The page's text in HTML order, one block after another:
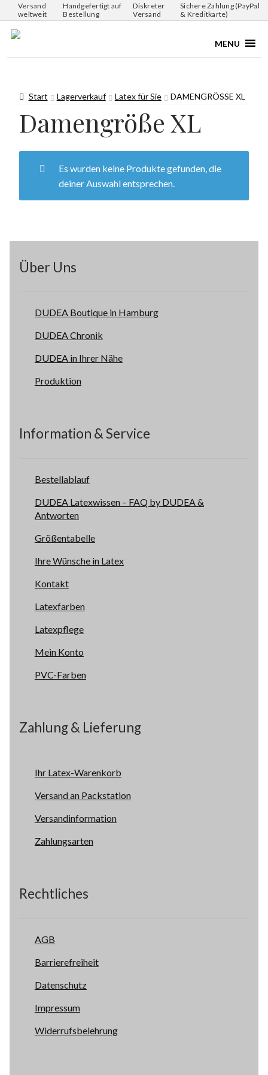
Versand
weltweit
Handgefertigt auf
Bestellung
Diskreter
Versand
Sichere Zahlung (PayPal
& Kreditkarte)
MENU
Start Lagerverkauf Latex für Sie DAMENGRÖSSE XL
Damengröße XL
Es wurden keine Produkte gefunden, die
deiner Auswahl entsprechen.
Über Uns
DUDEA Boutique in Hamburg
DUDEA Chronik
DUDEA in Ihrer Nähe
Produktion
Information & Service
Bestellablauf
DUDEA Latexwissen – FAQ by DUDEA &
Antworten
Größentabelle
Ihre Wünsche in Latex
Kontakt
Latexfarben
Latexpflege
Mein Konto
PVC-Farben
Zahlung & Lieferung
Ihr Latex-Warenkorb
Versand an Packstation
Versandinformation
Zahlungsarten
Rechtliches
AGB
Barrierefreiheit
Datenschutz
Impressum
Widerrufsbelehrung